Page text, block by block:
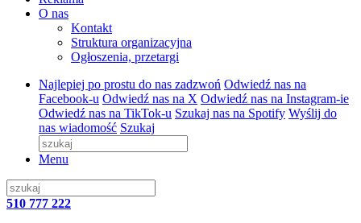
O nas
Kontakt
Struktura organizacyjna
Ogłoszenia, przetargi
Najlepiej po prostu do nas zadzwoń Odwiedź nas na
Facebook-u Odwiedź nas na X Odwiedź nas na Instagram-ie
Odwiedź nas na TikTok-u Szukaj nas na Spotify Wyślij do
nas wiadomość Szukaj
Menu
510 777 222